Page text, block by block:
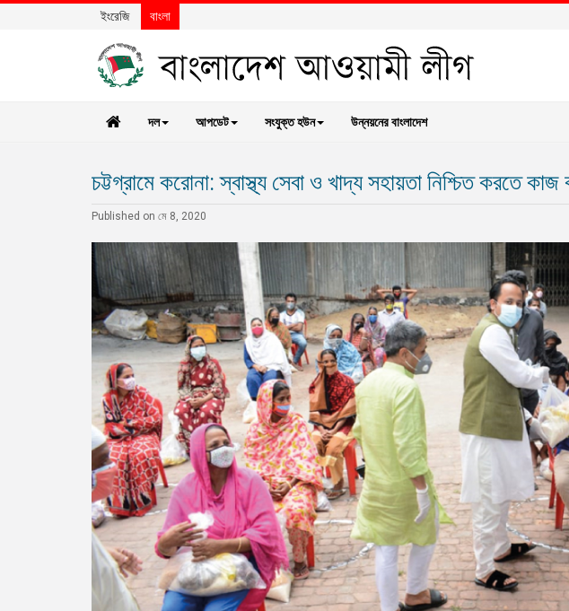
ইংরেজি বাংলা
দল আপডেট সংযুক্ত হউন উন্নয়নের বাংলাদেশ
চট্টগ্রামে করোনা: স্বাস্থ্য সেবা ও খাদ্য সহায়তা নিশ্চিত করতে কাজ
Published on মে 8, 2020